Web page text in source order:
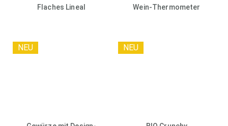
Flaches Lineal Wein-Thermometer
NEU NEU